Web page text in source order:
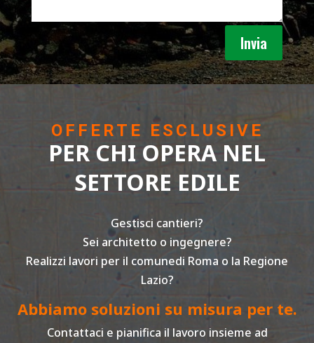
Invia
OFFERTE ESCLUSIVE
PER CHI OPERA NEL
SETTORE EDILE
Gestisci cantieri?
Sei architetto o ingegnere?
Realizzi lavori per il comunedi Roma o la Regione
Lazio?
Abbiamo soluzioni su misura per te.
Contattaci e pianifica il lavoro insieme ad